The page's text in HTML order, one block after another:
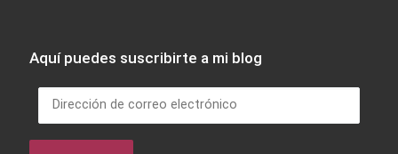
Aquí puedes suscribirte a mi blog
Dirección de correo electrónico